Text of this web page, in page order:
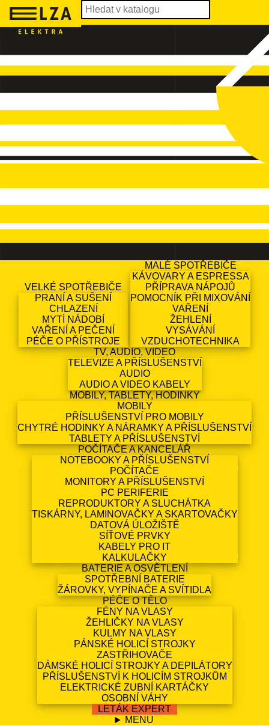
VELKÉ SPOTŘEBIČE
PRANÍ A SUŠENÍ
CHLAZENÍ
MYTÍ NÁDOBÍ
VAŘENÍ A PEČENÍ
PÉČE O PŘÍSTROJE
MALÉ SPOTŘEBIČE
KÁVOVARY A ESPRESSA
PŘÍPRAVA NÁPOJŮ
POMOCNÍK PŘI MIXOVÁNÍ
VAŘENÍ
ŽEHLENÍ
VYSÁVÁNÍ
VZDUCHOTECHNIKA
TV, AUDIO, VIDEO
TELEVIZE A PŘÍSLUŠENSTVÍ
AUDIO
AUDIO A VIDEO KABELY
MOBILY, TABLETY, HODINKY
MOBILY
PŘÍSLUŠENSTVÍ PRO MOBILY
CHYTRÉ HODINKY A NÁRAMKY A PŘÍSLUŠENSTVÍ
TABLETY A PŘÍSLUŠENSTVÍ
POČÍTAČE A KANCELÁŘ
NOTEBOOKY A PŘÍSLUŠENSTVÍ
POČÍTAČE
MONITORY A PŘÍSLUŠENSTVÍ
PC PERIFERIE
REPRODUKTORY A SLUCHÁTKA
TISKÁRNY, LAMINOVAČKY A SKARTOVAČKY
DATOVÁ ÚLOŽIŠTĚ
SÍŤOVÉ PRVKY
KABELY PRO IT
KALKULAČKY
BATERIE A OSVĚTLENÍ
SPOTŘEBNÍ BATERIE
ŽÁROVKY, VYPÍNAČE A SVÍTIDLA
PÉČE O TĚLO
FÉNY NA VLASY
ŽEHLIČKY NA VLASY
KULMY NA VLASY
PÁNSKÉ HOLICÍ STROJKY
ZASTŘIHOVAČE
DÁMSKÉ HOLICÍ STROJKY A DEPILÁTORY
PŘÍSLUŠENSTVÍ K HOLICÍM STROJKŮM
ELEKTRICKÉ ZUBNÍ KARTÁČKY
OSOBNÍ VÁHY
LETÁK EXPERT
MENU